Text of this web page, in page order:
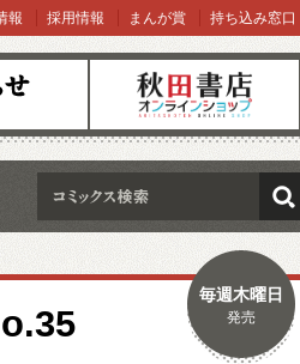
オンラインショップ
報 採用情報 まんが賞 持ち込み窓口
検索
毎週木曜日
発売